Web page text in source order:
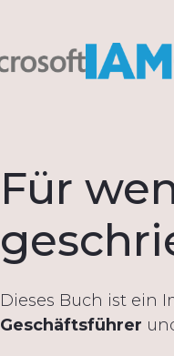
Für
Dieses Buch ist ein
Geschäftsführer